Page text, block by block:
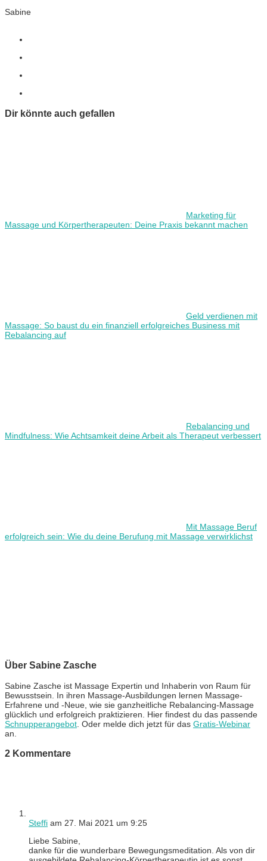
Sabine
Dir könnte auch gefallen
Marketing für
Massage und Körpertherapeuten: Deine Praxis bekannt machen
Geld verdienen mit
Massage: So baust du ein finanziell erfolgreiches Business mit
Rebalancing auf
Rebalancing und
Mindfulness: Wie Achtsamkeit deine Arbeit als Therapeut verbessert
Mit Massage Beruf
erfolgreich sein: Wie du deine Berufung mit Massage verwirklichst
Über Sabine Zasche
Sabine Zasche ist Massage Expertin und Inhaberin von Raum für
Bewusstsein. In ihren Massage-Ausbildungen lernen Massage-
Erfahrene und -Neue, wie sie ganzheitliche Rebalancing-Massage
glücklich und erfolgreich praktizieren. Hier findest du das passende
Schnupperangebot . Oder melde dich jetzt für das Gratis-Webinar
an.
2 Kommentare
Steffi am 27. Mai 2021 um 9:25
Liebe Sabine,
danke für die wunderbare Bewegungsmeditation. Als von dir